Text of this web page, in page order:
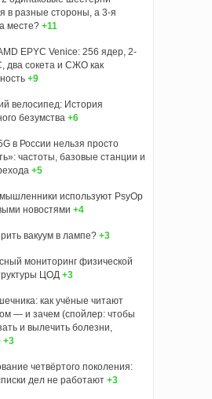
в разные стороны, а 3-я
месте? +11
EPYC Venice: 256 ядер, 2-
два сокета и СЖО как
+9
велосипед: История
безумства +6
в России нельзя просто
частоты, базовые станции и
+5
используют PsyOp
новостями +4
вакуум в лампе? +3
мониторинг физической
ЦОД +3
как учёные читают
— и зачем (спойлер: чтобы
и вылечить болезни,
+3
четвёртого поколения:
дел не работают +3